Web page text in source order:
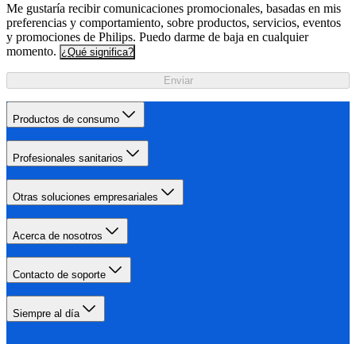
Me gustaría recibir comunicaciones promocionales, basadas en mis
preferencias y comportamiento, sobre productos, servicios, eventos
y promociones de Philips. Puedo darme de baja en cualquier
momento. ¿Qué significa?
Enviar
Productos de consumo
Profesionales sanitarios
Otras soluciones empresariales
Acerca de nosotros
Contacto de soporte
Siempre al día